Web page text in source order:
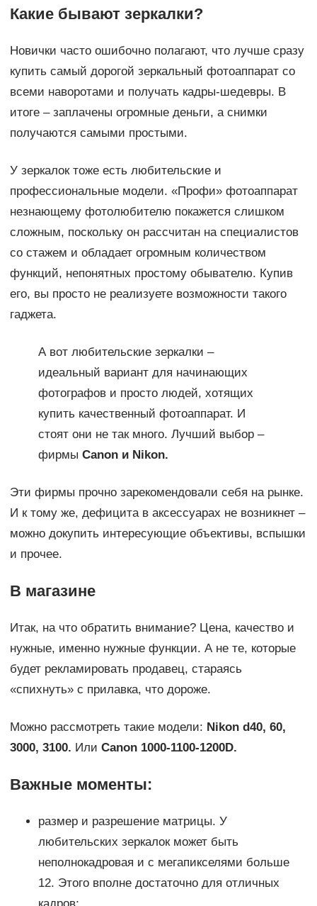
Какие бывают зеркалки?
Новички часто ошибочно полагают, что лучше сразу
купить самый дорогой зеркальный фотоаппарат со
всеми наворотами и получать кадры-шедевры. В
итоге – заплачены огромные деньги, а снимки
получаются самыми простыми.
У зеркалок тоже есть любительские и
профессиональные модели. «Профи» фотоаппарат
незнающему фотолюбителю покажется слишком
сложным, поскольку он рассчитан на специалистов
со стажем и обладает огромным количеством
функций, непонятных простому обывателю. Купив
его, вы просто не реализуете возможности такого
гаджета.
А вот любительские зеркалки –
идеальный вариант для начинающих
фотографов и просто людей, хотящих
купить качественный фотоаппарат. И
стоят они не так много. Лучший выбор –
фирмы Canon и Nikon.
Эти фирмы прочно зарекомендовали себя на рынке.
И к тому же, дефицита в аксессуарах не возникнет –
можно докупить интересующие объективы, вспышки
и прочее.
В магазине
Итак, на что обратить внимание? Цена, качество и
нужные, именно нужные функции. А не те, которые
будет рекламировать продавец, стараясь
«спихнуть» с прилавка, что дороже.
Можно рассмотреть такие модели: Nikon d40, 60,
3000, 3100. Или Canon 1000-1100-1200D.
Важные моменты:
размер и разрешение матрицы. У
любительских зеркалок может быть
неполнокадровая и с мегапикселями больше
12. Этого вполне достаточно для отличных